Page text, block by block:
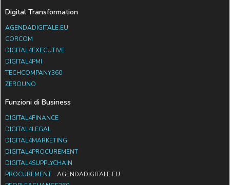
Digital Transformation
AGENDADIGITALE.EU
CORCOM
DIGITAL4EXECUTIVE
DIGITAL4PMI
TECHCOMPANY360
ZEROUNO
Funzioni di Business
DIGITAL4FINANCE
DIGITAL4LEGAL
DIGITAL4MARKETING
DIGITAL4PROCUREMENT
DIGITAL4SUPPLYCHAIN
PROCUREMENT
AGENDADIGITALE.EU